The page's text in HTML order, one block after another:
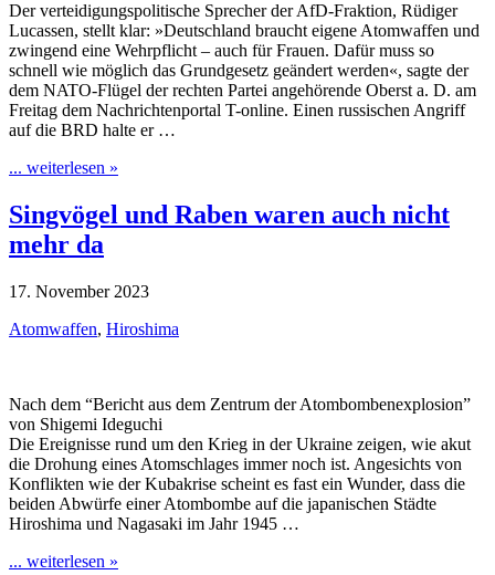
Der verteidigungspolitische Sprecher der AfD-Fraktion, Rüdiger
Lucassen, stellt klar: »Deutschland braucht eigene Atomwaffen und
zwingend eine Wehrpflicht – auch für Frauen. Dafür muss so
schnell wie möglich das Grundgesetz geändert werden«, sagte der
dem NATO-Flügel der rechten Partei angehörende Oberst a. D. am
Freitag dem Nachrichtenportal T-online. Einen russischen Angriff
auf die BRD halte er …
... weiterlesen »
Singvögel und Raben waren auch nicht
mehr da
17. November 2023
Atomwaffen, Hiroshima
Nach dem “Bericht aus dem Zentrum der Atombombenexplosion”
von Shigemi Ideguchi
Die Ereignisse rund um den Krieg in der Ukraine zeigen, wie akut
die Drohung eines Atomschlages immer noch ist. Angesichts von
Konflikten wie der Kubakrise scheint es fast ein Wunder, dass die
beiden Abwürfe einer Atombombe auf die japanischen Städte
Hiroshima und Nagasaki im Jahr 1945 …
... weiterlesen »